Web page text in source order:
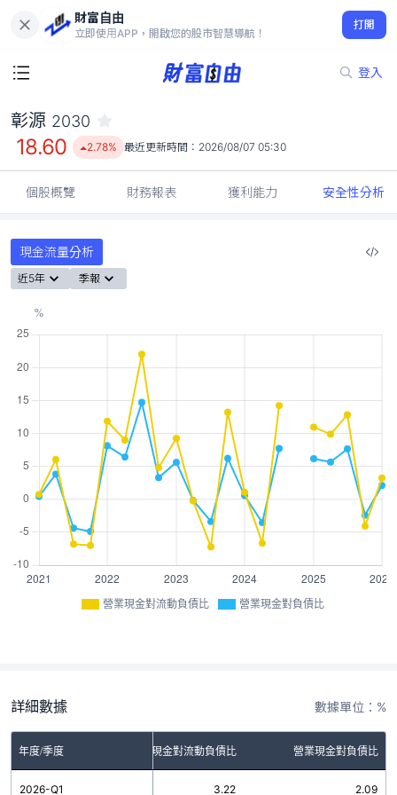
財富自由
立即使用APP，開啟您的股市智慧導航！
打開
登入
18.60
2.78%
彰源 2030
18.60 2.78% 最近更新時間： 2026/08/07 05:30
個股概覽 財務報表 獲利能力 安全性分析
現金流量分析
近5年 季報
營業現金對流動負債比 營業現金對負債比
詳細數據 數據單位：%
年度/季度 營業現金對流動負債比 營業現金對負債比
2026-Q1 3.22 2.09